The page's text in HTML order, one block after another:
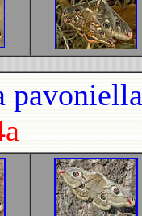
pavoniella